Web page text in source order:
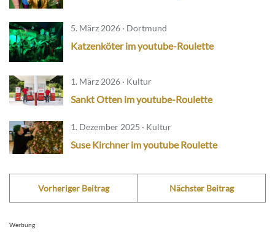
5. März 2026 · Dortmund
Katzenköter im youtube-Roulette
1. März 2026 · Kultur
Sankt Otten im youtube-Roulette
1. Dezember 2025 · Kultur
Suse Kirchner im youtube Roulette
Vorheriger Beitrag Nächster Beitrag
Werbung